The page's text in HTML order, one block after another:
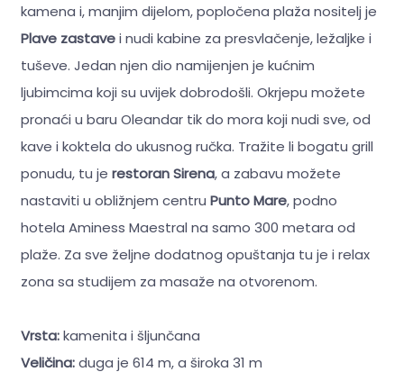
kamena i, manjim dijelom, popločena plaža nositelj je
Plave zastavei nudi kabine za presvlačenje, ležaljke i
tuševe. Jedan njen dio namijenjen je kućnim
ljubimcima koji su uvijek dobrodošli. Okrjepu možete
pronaći u baru Oleandar tik do mora koji nudi sve, od
kave i koktela do ukusnog ručka. Tražite li bogatu grill
ponudu, tu je restoran Sirena, a zabavu možete
nastaviti u obližnjem centru Punto Mare, podno
hotela Aminess Maestral na samo 300 metara od
plaže. Za sve željne dodatnog opuštanja tu je i relax
zona sa studijem za masaže na otvorenom.
Vrsta:kamenita i šljunčana
Veličina:duga je 614 m, a široka 31 m